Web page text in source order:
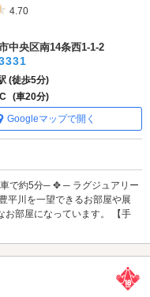
5つ星のうち4.5
4.70
中央区南14条西1-1-2
(徒歩5分)
(車20分)
Googleマップで開く
で約5分─ ✥ ─ ラグジュアリー
平川を一望できるお部屋や展
お部屋になっています。 【手